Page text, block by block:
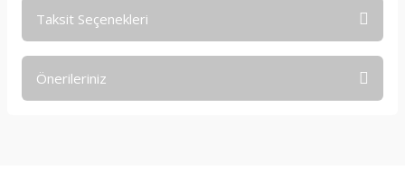
Taksit Seçenekleri
Önerileriniz